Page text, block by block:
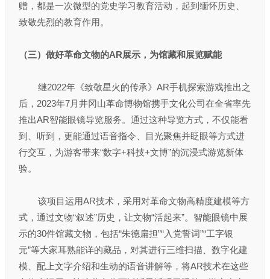
赠，都是一次微型的党史学习教育活动，起到缅怀历史、
致敬先烈的教育作用。
（三）做好革命文物的AR展示，为馆藏和展览赋能
继2022年《致敬星火的传承》AR手机探索游戏推出之
后，2023年7月井冈山革命博物馆携手文化公司在全省率先
推出AR智能眼镜导览服务。通过这种导览方式，不仅能看
到、听到，更能通过语音指令、目光聚焦并眨眼等方式进
行交互，为游客带来“数字+科技+文博”的沉浸式游览新体
验。
该项目运用AR技术，采用对革命文物高精度建模等方
式，通过文物“叙述”历史，让文物“活起来”。智能眼镜中展
示的30件馆藏文物，包括“朱德扁担”“入党誓词”“工字银
元”等大家耳熟能详的藏品，对其进行三维扫描、数字化建
模、配上文字介绍和生动的语音讲解等，将AR技术在这些